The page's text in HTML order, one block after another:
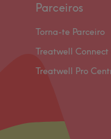
Parceiros
Torna-te Parceiro
Treatwell
Treatwell Pro